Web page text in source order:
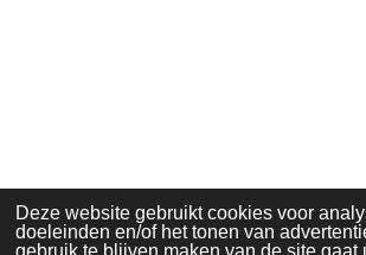
Deze website gebruikt cookies voor
doeleinden en/of het tonen van